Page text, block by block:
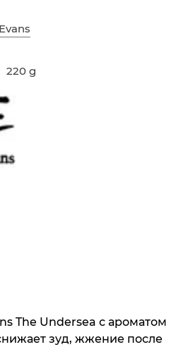
220 g
The Undersea с ароматом
зуд, жжение после